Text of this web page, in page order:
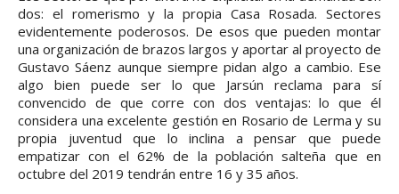
dos: el romerismo y la propia Casa Rosada. Sectores
evidentemente poderosos. De esos que pueden montar
una organización de brazos largos y aportar al proyecto de
Gustavo Sáenz aunque siempre pidan algo a cambio. Ese
algo bien puede ser lo que Jarsún reclama para sí
convencido de que corre con dos ventajas: lo que él
considera una excelente gestión en Rosario de Lerma y su
propia juventud que lo inclina a pensar que puede
empatizar con el 62% de la población salteña que en
octubre del 2019 tendrán entre 16 y 35 años.